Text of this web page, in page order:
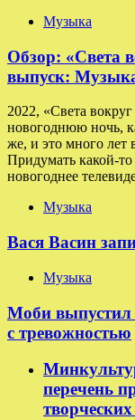
Музыка
Обзор: «Света
выпуск:
2022, «Света
новогоднюю ночь,
же, и это много лет
Придумать какой-
новогоднее
Музыка
Вася Васин
Музыка
Моби выпустил
с тревожностью
перечень